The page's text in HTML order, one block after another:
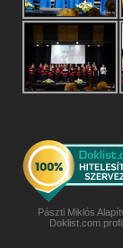
Pászti Miklós
Doklist.com